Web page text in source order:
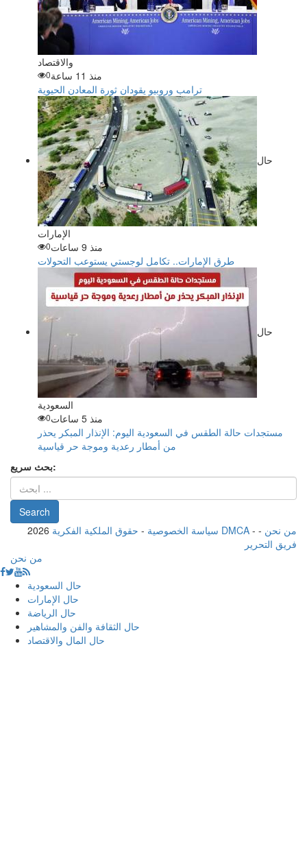
والاقتصاد
منذ 11 ساعة
0
ترامب وروبيو يقودان ثورة المعادن الحيوية
حال
الإمارات
منذ 9 ساعات
0
طرق الإمارات.. تكامل لوجستي يستوعب التحولات
حال
السعودية
منذ 5 ساعات
0
مستجدات حالة الطقس في السعودية اليوم: الإنذار المبكر يحذر
من أمطار رعدية وموجة حر قياسية
بحث سريع:
2026 سياسة الخصوصية - حقوق الملكية الفكرية DMCA - من نحن -
فريق التحرير
من نحن
حال السعودية
حال الإمارات
حال الرياضة
حال الثقافة والفن والمشاهير
حال المال والاقتصاد